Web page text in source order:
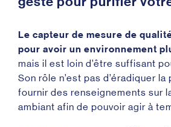
Le capteur de mesure de
pour avoir un environnement
mais il est loin d’être suffisant
Son rôle n’est pas d’éradiquer
fournir des renseignements sur
ambiant afin de pouvoir agir à